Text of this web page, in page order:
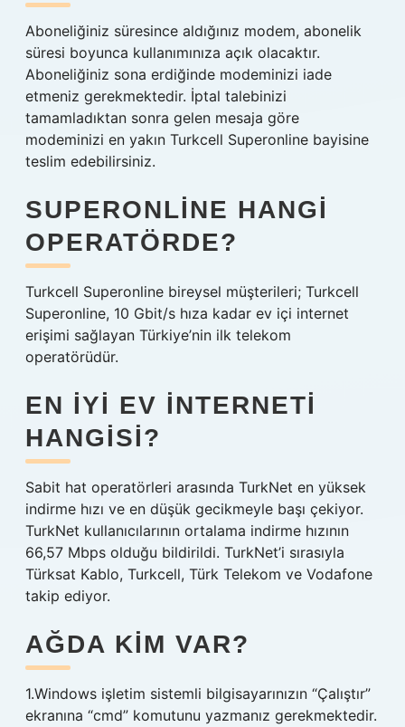
Aboneliğiniz süresince aldığınız modem, abonelik
süresi boyunca kullanımınıza açık olacaktır.
Aboneliğiniz sona erdiğinde modeminizi iade
etmeniz gerekmektedir. İptal talebinizi
tamamladıktan sonra gelen mesaja göre
modeminizi en yakın Turkcell Superonline bayisine
teslim edebilirsiniz.
SUPERONLINE HANGI
OPERATÖRDE?
Turkcell Superonline bireysel müşterileri; Turkcell
Superonline, 10 Gbit/s hıza kadar ev içi internet
erişimi sağlayan Türkiye’nin ilk telekom
operatörüdür.
EN IYI EV INTERNETI
HANGISI?
Sabit hat operatörleri arasında TurkNet en yüksek
indirme hızı ve en düşük gecikmeyle başı çekiyor.
TurkNet kullanıcılarının ortalama indirme hızının
66,57 Mbps olduğu bildirildi. TurkNet’i sırasıyla
Türksat Kablo, Turkcell, Türk Telekom ve Vodafone
takip ediyor.
AĞDA KIM VAR?
1.Windows işletim sistemli bilgisayarınızın “Çalıştır”
ekranına “cmd” komutunu yazmanız gerekmektedir.